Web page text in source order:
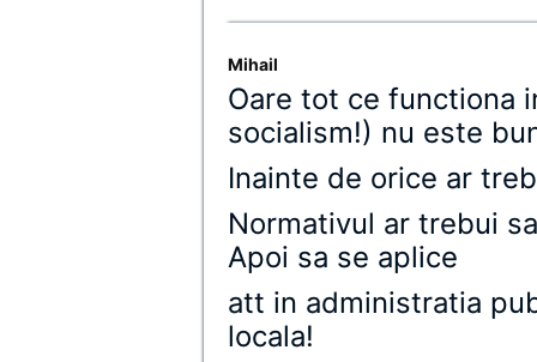
Mihail
Oare tot ce functiona
socialism!) nu este
Inainte de orice ar
Normativul ar trebui
Apoi sa se aplice
att in administratia
locala!